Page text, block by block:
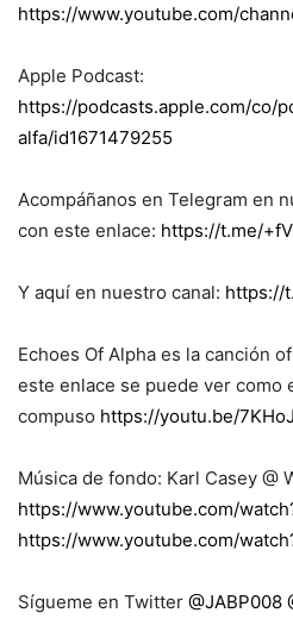
https://www.youtube.com/
Apple Podcast:
https://podcasts.apple.com/co/
alfa/id1671479255
Acompáñanos en Telegram en
con este enlace: https://t.me/
Y aquí en nuestro canal: https://
Echoes Of Alpha es la canción
este enlace se puede ver como
compuso https://youtu.be/
Música de fondo: Karl Casey @
https://www.youtube.com/
https://www.youtube.com/
Sígueme en Twitter @JABP008